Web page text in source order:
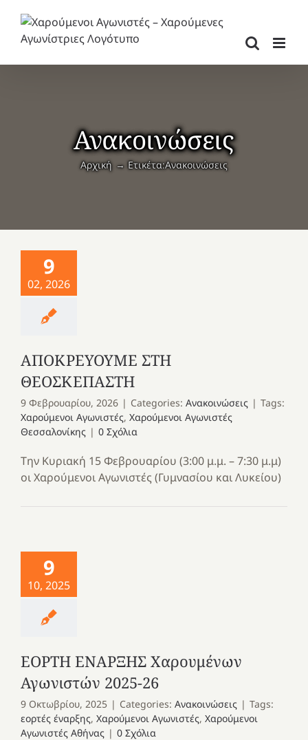
περιεχόμενο
Ανακοινώσεις
Αρχική Ετικέτα:Ανακοινώσεις
9
02, 2026
ΑΠΟΚΡΕΥΟΥΜΕ ΣΤΗ
ΘΕΟΣΚΕΠΑΣΤΗ
9 Φεβρουαρίου, 2026 | Categories: Ανακοινώσεις | Tags:
Χαρούμενοι Αγωνιστές, Χαρούμενοι Αγωνιστές
Θεσσαλονίκης | 0 Σχόλια
Την Κυριακή 15 Φεβρουαρίου (3:00 μ.μ. – 7:30 μ.μ)
οι Χαρούμενοι Αγωνιστές (Γυμνασίου και Λυκείου)
9
10, 2025
ΕΟΡΤΗ ΕΝΑΡΞΗΣ Χαρουμένων
Αγωνιστών 2025-26
9 Οκτωβρίου, 2025 | Categories: Ανακοινώσεις | Tags:
εορτές έναρξης, Χαρούμενοι Αγωνιστές, Χαρούμενοι
Αγωνιστές Αθήνας | 0 Σχόλια